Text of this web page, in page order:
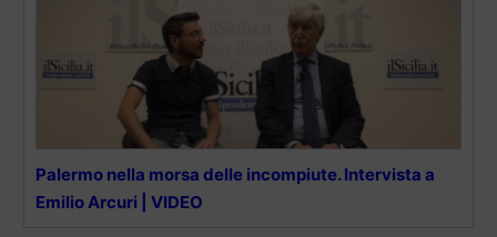
Palermo nella morsa delle incompiute. Intervista a
Emilio Arcuri | VIDEO